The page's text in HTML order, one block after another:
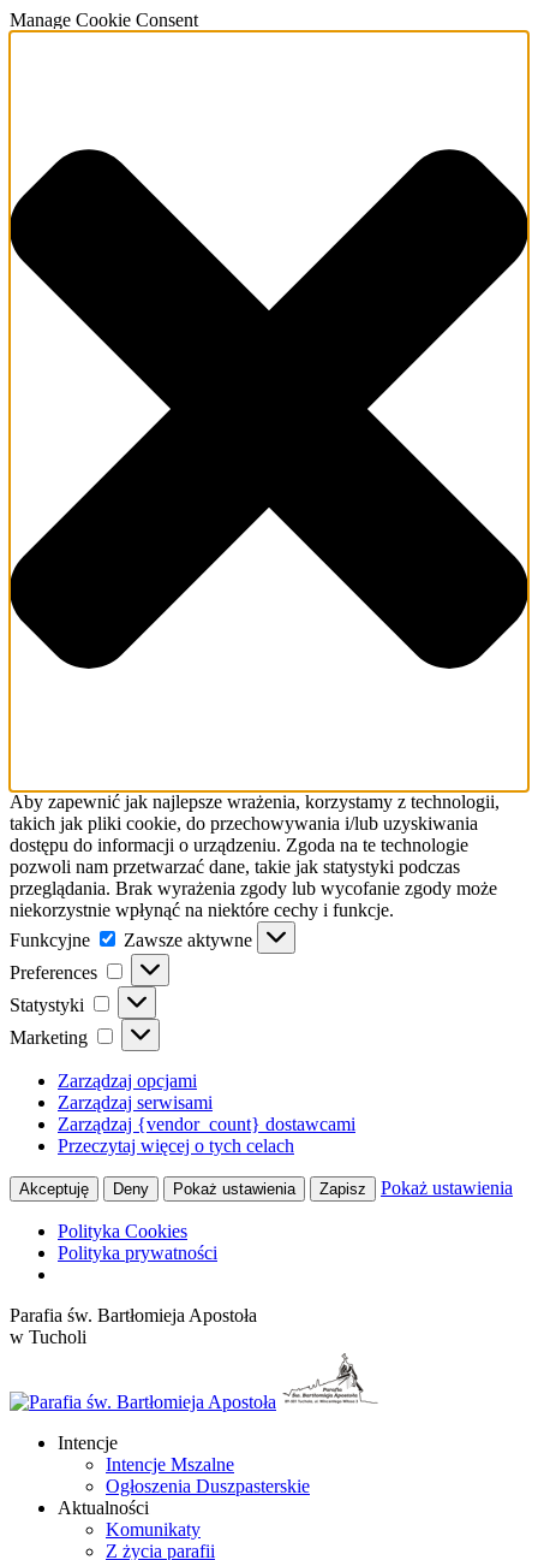
Manage Cookie Consent
Aby zapewnić jak najlepsze wrażenia, korzystamy z technologii,
takich jak pliki cookie, do przechowywania i/lub uzyskiwania
dostępu do informacji o urządzeniu. Zgoda na te technologie
pozwoli nam przetwarzać dane, takie jak statystyki podczas
przeglądania. Brak wyrażenia zgody lub wycofanie zgody może
niekorzystnie wpłynąć na niektóre cechy i funkcje.
Funkcyjne
Funkcyjne
Zawsze aktywne
Preferences
Preferences
Statystyki Statystyki
Marketing Marketing
Zarządzaj opcjami
Zarządzaj serwisami
Zarządzaj {vendor_count} dostawcami
Przeczytaj więcej o tych celach
Akceptuję Deny Pokaż ustawienia Zapisz Pokaż ustawienia
Polityka Cookies
Polityka prywatności
Przewiń
do
Parafia św. Bartłomieja Apostoła
w Tucholi
Intencje
Intencje Mszalne
Ogłoszenia Duszpasterskie
Aktualności
Komunikaty
Z życia parafii